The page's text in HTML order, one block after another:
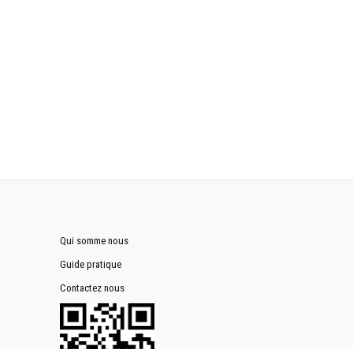
Qui somme nous
Guide pratique
Contactez nous